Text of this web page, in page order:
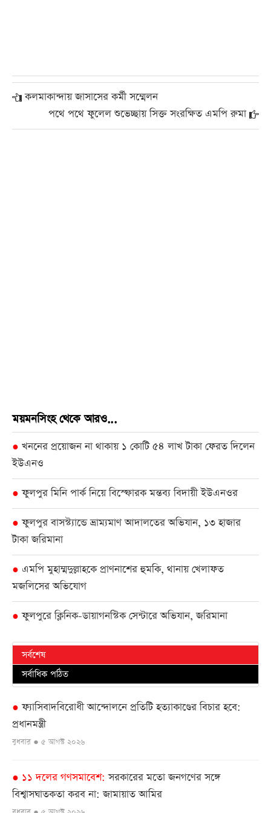
কলমাকান্দায় জাসাসের কর্মী সম্মেলন
পথে পথে ফুলেল শুভেচ্ছায় সিক্ত সংরক্ষিত এমপি রুমা
ময়মনসিংহ থেকে আরও...
● খননের প্রয়োজন না থাকায় ১ কোটি ৫৪ লাখ টাকা ফেরত দিলেন
ইউএনও
● ফুলপুর মিনি পার্ক নিয়ে বিস্ফোরক মন্তব্য বিদায়ী ইউএনওর
● ফুলপুর বাসস্ট্যান্ডে ভ্রাম্যমাণ আদালতের অভিযান, ১৩ হাজার
টাকা জরিমানা
● এমপি মুহাম্মদুল্লাহকে প্রাণনাশের হুমকি, থানায় খেলাফত
মজলিসের অভিযোগ
● ফুলপুরে ক্লিনিক-ডায়াগনস্টিক সেন্টারে অভিযান, জরিমানা
সর্বশেষ
সর্বাধিক পঠিত
● ফ্যাসিবাদবিরোধী আন্দোলনে প্রতিটি হত্যাকাণ্ডের বিচার হবে:
প্রধানমন্ত্রী
বুধবার ● ৫ আগস্ট ২০২৬
● ১১ দলের গণসমাবেশ সরকারের মতো জনগণের সঙ্গে
বিশ্বাসঘাতকতা করব না: জামায়াত আমির